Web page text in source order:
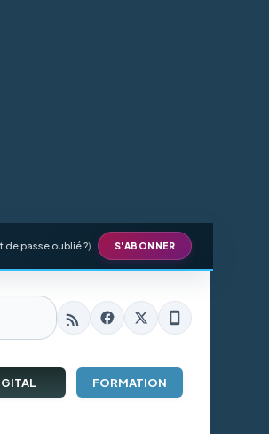
de passe oublié ?) S'ABONNER
FORMATION